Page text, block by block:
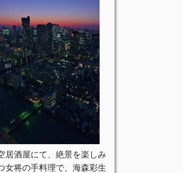
居酒屋にて、絶景を楽しみ
女将の手料理で、海森彩生